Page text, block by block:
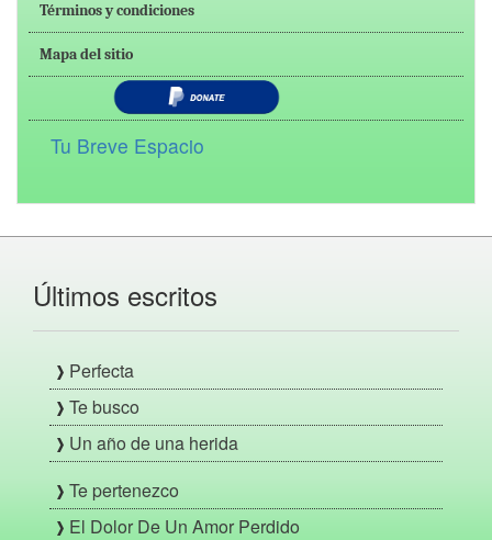
Términos y condiciones
Mapa del sitio
Tu Breve Espacio
Últimos escritos
Perfecta
Te busco
Un año de una herida
Te pertenezco
El Dolor De Un Amor Perdido